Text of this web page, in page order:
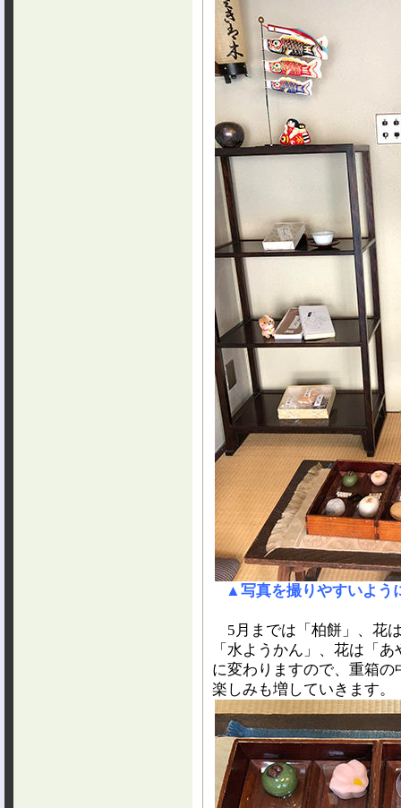
▲写真を撮りやすいよう
5月までは「柏餅」、花
「水ようかん」、花は「
に変わりますので、重箱
楽しみも増していきます。